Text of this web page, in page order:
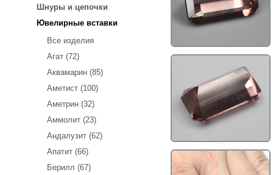
Шнуры и цепочки
Ювелирные вставки
Все изделия
Агат (72)
Аквамарин (85)
Аметист (100)
Аметрин (32)
Аммолит (23)
Андалузит (62)
Апатит (66)
Берилл (67)